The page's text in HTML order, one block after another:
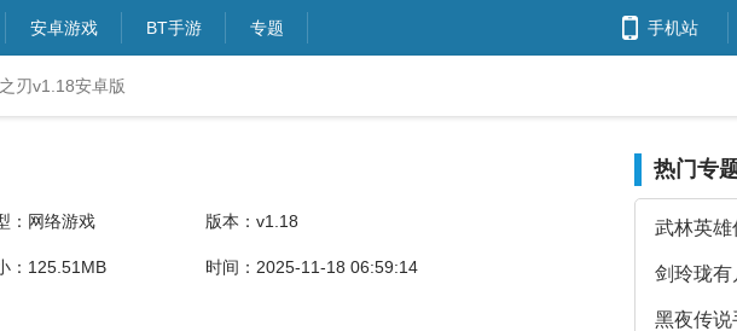
安卓游戏 BT手游 专题 手机站
刃v1.18安卓版
：网络游戏 版本：v1.18
：125.51MB 时间：2025-11-18 06:59:14
热门专
武林英雄
剑玲珑有
黑夜传说